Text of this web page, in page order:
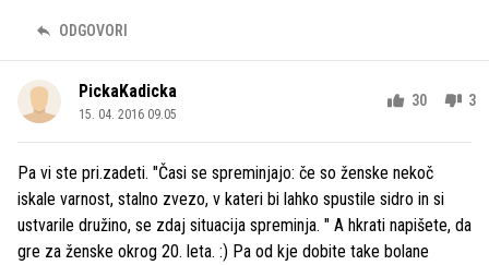
ODGOVORI
PickaKadicka
15. 04. 2016 09.05
30 3
Pa vi ste pri.zadeti. "Časi se spreminjajo: če so ženske nekoč
iskale varnost, stalno zvezo, v kateri bi lahko spustile sidro in si
ustvarile družino, se zdaj situacija spreminja. " A hkrati napišete, da
gre za ženske okrog 20. leta. :) Pa od kje dobite take bolane